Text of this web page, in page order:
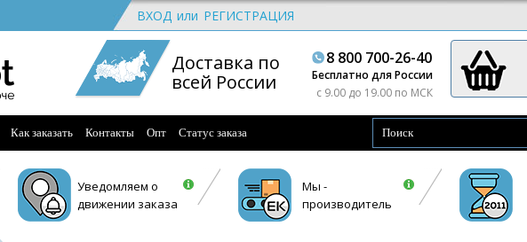
ВХОД или РЕГИСТРАЦИЯ
Доставка по
всей России
8 800 700-26-40
Бесплатно для России
c 9.00 до 19.00 по МСК
Как заказать Контакты Опт Статус заказа
Уведомляем о
движении заказа
Мы -
производитель